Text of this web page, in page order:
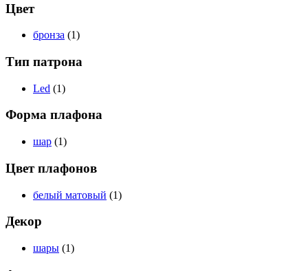
Цвет
бронза (1)
Тип патрона
Led (1)
Форма плафона
шар (1)
Цвет плафонов
белый матовый (1)
Декор
шары (1)